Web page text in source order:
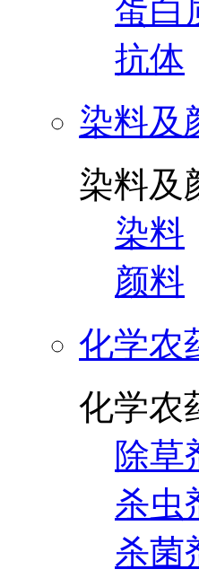
蛋白
抗体
染料及
染料及
染料
颜料
化学农
化学农
除草
杀虫
杀菌